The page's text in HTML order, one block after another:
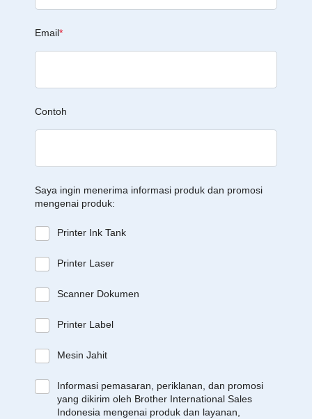
Email*
Contoh
Saya ingin menerima informasi produk dan promosi
mengenai produk:
Printer Ink Tank
Printer Laser
Scanner Dokumen
Printer Label
Mesin Jahit
Informasi pemasaran, periklanan, dan promosi
yang dikirim oleh Brother International Sales
Indonesia mengenai produk dan layanan,